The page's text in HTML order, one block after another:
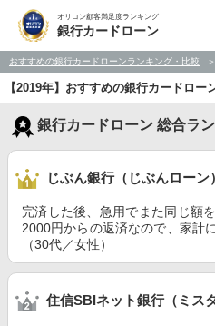
オリコン顧客満足度ランキング
銀行カードローン
おすすめの銀行カードローンランキング・比較
【2019年】おすすめの銀行カードロー
銀行カードローン 総合ラ
じぶん銀行（じぶんローン）
完済した後、急用でまた同じ額
2000円からの返済なので、家計
（30代／女性）
住信SBIネット銀行（ミス